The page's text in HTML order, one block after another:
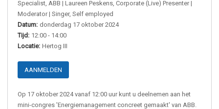
Specialist, ABB | Laureen Peskens, Corporate (Live) Presenter |
Moderator | Singer, Self employed
Datum: donderdag 17 oktober 2024
Tijd: 12:00 - 14:00
Locatie: Hertog III
AANMELDEN
Op 17 oktober 2024 vanaf 12:00 uur kunt u deelnemen aan het
mini-congres 'Energiemanagement concreet gemaakt' van ABB.